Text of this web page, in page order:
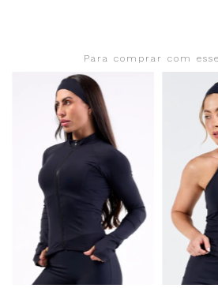
Para comprar com